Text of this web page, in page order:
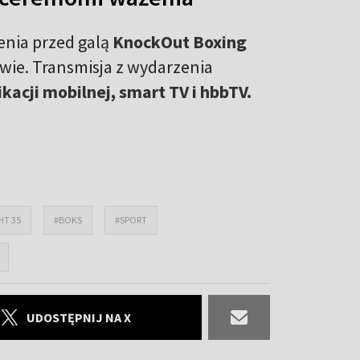
przed galą KnockOut Boxing
Transmisja z wydarzenia
mobilnej, smart TV i hbbTV.
35 #BOKS #SPORT
UDOSTĘPNIJ NA X